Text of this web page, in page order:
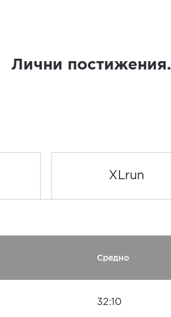
Лични постижения.
XLrun
Средно
32:10